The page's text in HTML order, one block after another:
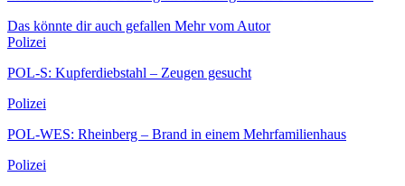
Das könnte dir auch gefallen Mehr vom Autor
Polizei
POL-S: Kupferdiebstahl – Zeugen gesucht
Polizei
POL-WES: Rheinberg – Brand in einem Mehrfamilienhaus
Polizei